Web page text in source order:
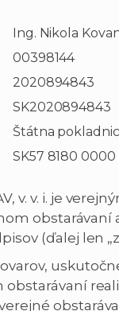
Ing. Nikola
00398144
2020894843
SK2020894843
Štátna
SK57 8180
v. v. i. je
(ďalej len